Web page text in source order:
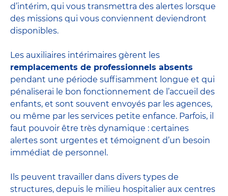
d’intérim, qui vous transmettra des alertes lorsque
des missions qui vous conviennent deviendront
disponibles.
Les auxiliaires intérimaires gèrent les
remplacements de professionnels absents
pendant une période suffisamment longue et qui
pénaliserai le bon fonctionnement de l’accueil des
enfants, et sont souvent envoyés par les agences,
ou même par les services petite enfance. Parfois, il
faut pouvoir être très dynamique : certaines
alertes sont urgentes et témoignent d’un besoin
immédiat de personnel.
Ils peuvent travailler dans divers types de
structures, depuis le milieu hospitalier aux centres